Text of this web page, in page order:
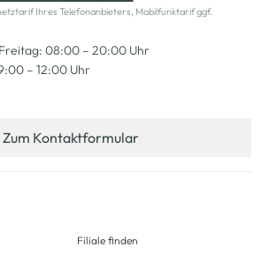
Ihres Telefonanbieters, Mobilfunktarif ggf.
08:00 – 20:00 Uhr
– 12:00 Uhr
Zum Kontaktformular
Filiale finden